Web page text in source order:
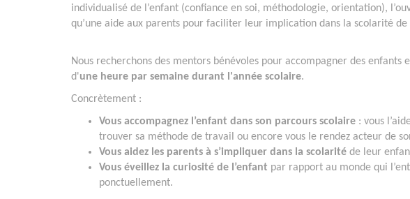
individualisé de l’enfant (confiance en soi, méthodologie, orientation),
qu’une aide aux parents pour faciliter leur implication dans la scolarité
Nous recherchons des mentors bénévoles pour accompagner des enfants
d'une heure par semaine durant l'année scolaire.
Concrètement :
Vous accompagnez l’enfant dans son parcours scolaire : vous
trouver sa méthode de travail ou encore vous le rendez acteur de
Vous aidez les parents à s’impliquer dans la scolarité de leur
Vous éveillez la curiosité de l’enfant par rapport au monde qui
ponctuellement.